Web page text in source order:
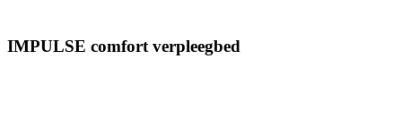
IMPULSE comfort verpleegbed